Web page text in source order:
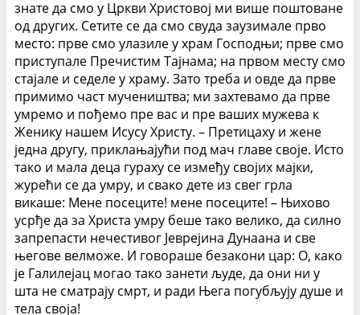
знате да смо у Цркви Христовој ми више поштоване
од других. Сетите се да смо свуда заузимале прво
место: прве смо улазиле у храм Господњи; прве смо
приступале Пречистим Тајнама; на првом месту смо
стајале и седеле у храму. Зато треба и овде да прве
примимо част мучеништва; ми захтевамо да прве
умремо и пођемо пре вас и пре ваших мужева к
Женику нашем Исусу Христу. – Претицаху и жене
једна другу, приклањајући под мач главе своје. Исто
тако и мала деца гураху се између својих мајки,
журећи се да умру, и свако дете из свег грла
викаше: Мене посеците! мене посеците! – Њихово
усрђе да за Христа умру беше тако велико, да силно
запрепасти нечестивог Јеврејина Дунаана и све
његове велможе. И говораше безакони цар: О, како
је Галилејац могао тако занети људе, да они ни у
шта не сматрају смрт, и ради Њега погубљују душе и
тела своја!